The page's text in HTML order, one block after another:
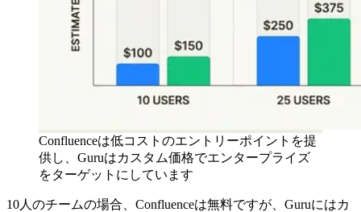
Confluenceは低コストのエントリーポイントを提
供し、Guruはカスタム価格でエンタープライズ
をターゲットにしています
10人のチームの場合、Confluenceは無料ですが、Guruにはカ